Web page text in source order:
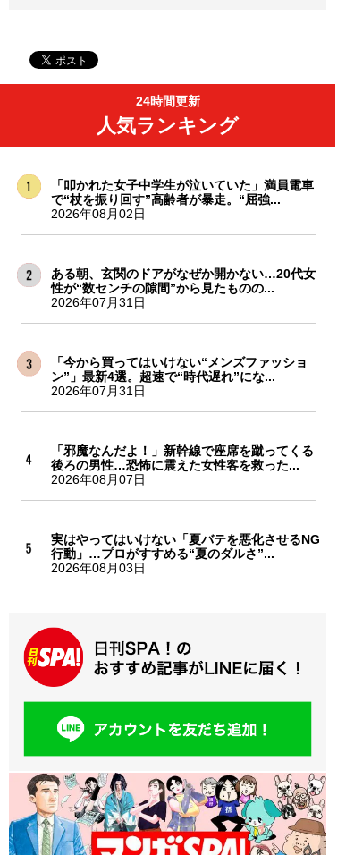
24時間更新
人気ランキング
「叩かれた女子中学生が泣いていた」満員電車
で“杖を振り回す”高齢者が暴走。“屈強...
2026年08月02日
ある朝、玄関のドアがなぜか開かない…20代女
性が“数センチの隙間”から見たものの...
2026年07月31日
「今から買ってはいけない“メンズファッショ
ン”」最新4選。超速で“時代遅れ”にな...
2026年07月31日
「邪魔なんだよ！」新幹線で座席を蹴ってくる
後ろの男性…恐怖に震えた女性客を救った...
2026年08月07日
実はやってはいけない「夏バテを悪化させるNG
行動」…プロがすすめる“夏のダルさ”...
2026年08月03日